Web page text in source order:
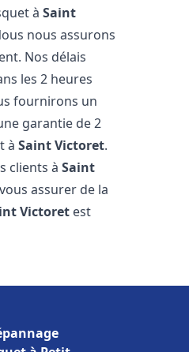
àSaint
nous assurons
Nos délais
les 2 heures
fournirons un
garantie de 2
àSaint Victoret.
clients àSaint
assurer de la
Victoret est